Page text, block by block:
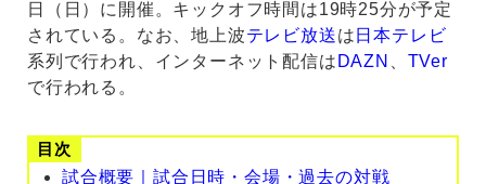
日（日）に開催。キックオフ時間は19時25分が予定
されている。なお、地上波テレビ放送は 日本テレビ
系列で行われ、インターネット配信は DAZN 、 TVer
で行われる。
目次
試合概要｜試合日時・会場・過去の対戦